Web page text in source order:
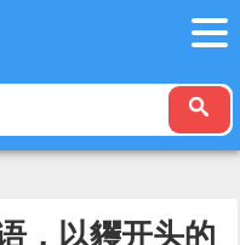
，以貜开头的